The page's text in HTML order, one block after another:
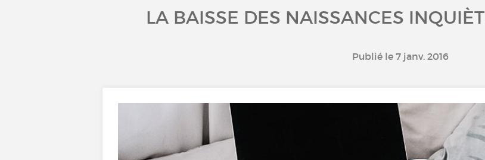
LA BAISSE DES NAISSANCES
Publié le 7 janv. 2016